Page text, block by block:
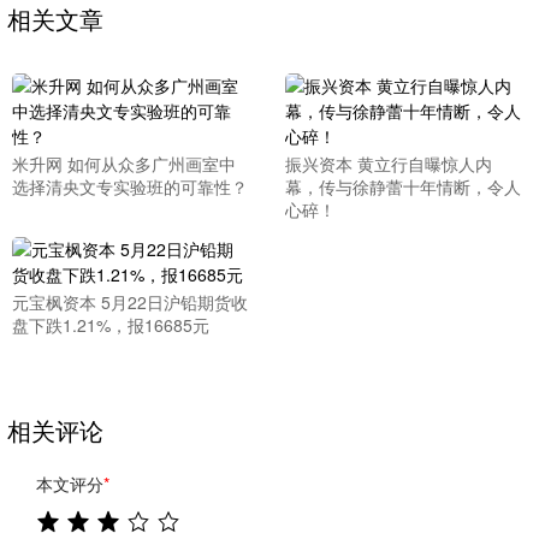
相关文章
米升网 如何从众多广州画室中
选择清央文专实验班的可靠性？
振兴资本 黄立行自曝惊人内
幕，传与徐静蕾十年情断，令人
心碎！
元宝枫资本 5月22日沪铅期货收
盘下跌1.21%，报16685元
相关评论
本文评分*